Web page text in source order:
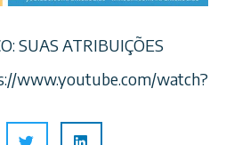
SUAS ATRIBUIÇÕES
watch?